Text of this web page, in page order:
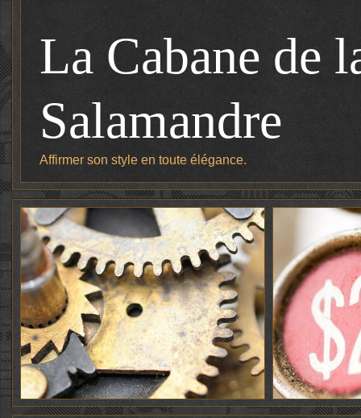
La Cabane de
Salamandre
Affirmer son style en toute élégance.